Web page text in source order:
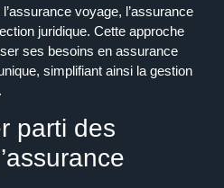
voyage, l’assurance
juridique. Cette approche
ses besoins en assurance
simplifiant ainsi la gestion
parti des